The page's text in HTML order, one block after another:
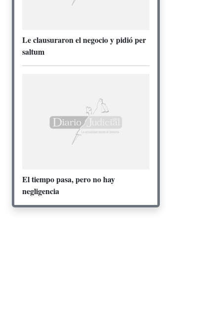
Le clausuraron el negocio y pidió per
saltum
El tiempo pasa, pero no hay
negligencia